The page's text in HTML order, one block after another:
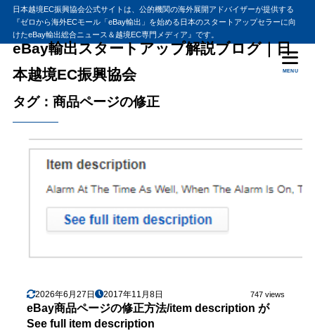
日本越境EC振興協会公式サイトは、公的機関の海外展開アドバイザーが提供する
『ゼロから海外ECモール「eBay輸出」を始める日本のスタートアップセラーに向
けたeBay輸出総合ニュース＆越境EC専門メディア』です。
eBay輸出スタートアップ解説ブログ｜日
本越境EC振興協会
MENU
タグ：商品ページの修正
2026年6月27日 2017年11月8日 747 views
eBay商品ページの修正方法/item description が
See full item description